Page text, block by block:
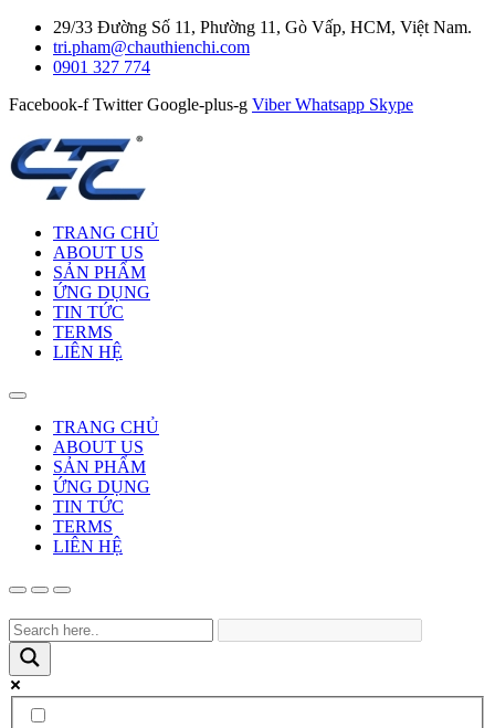
29/33 Đường Số 11, Phường 11, Gò Vấp, HCM, Việt Nam.
tri.pham@chauthienchi.com
0901 327 774
Facebook-f Twitter Google-plus-g Viber Whatsapp Skype
TRANG CHỦ
ABOUT US
SẢN PHẨM
ỨNG DỤNG
TIN TỨC
TERMS
LIÊN HỆ
TRANG CHỦ
ABOUT US
SẢN PHẨM
ỨNG DỤNG
TIN TỨC
TERMS
LIÊN HỆ